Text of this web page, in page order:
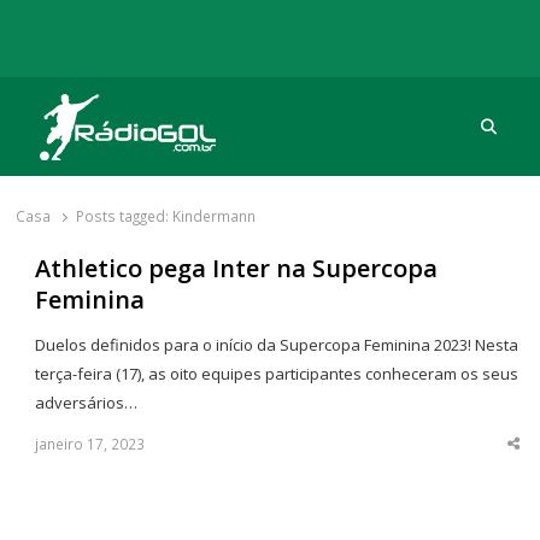
Rádio Gol
Há mais de 20 anos com as melhores coberturas
Casa Posts tagged: Kindermann
Athletico pega Inter na Supercopa
Feminina
Duelos definidos para o início da Supercopa Feminina 2023! Nesta
terça-feira (17), as oito equipes participantes conheceram os seus
adversários…
janeiro 17, 2023